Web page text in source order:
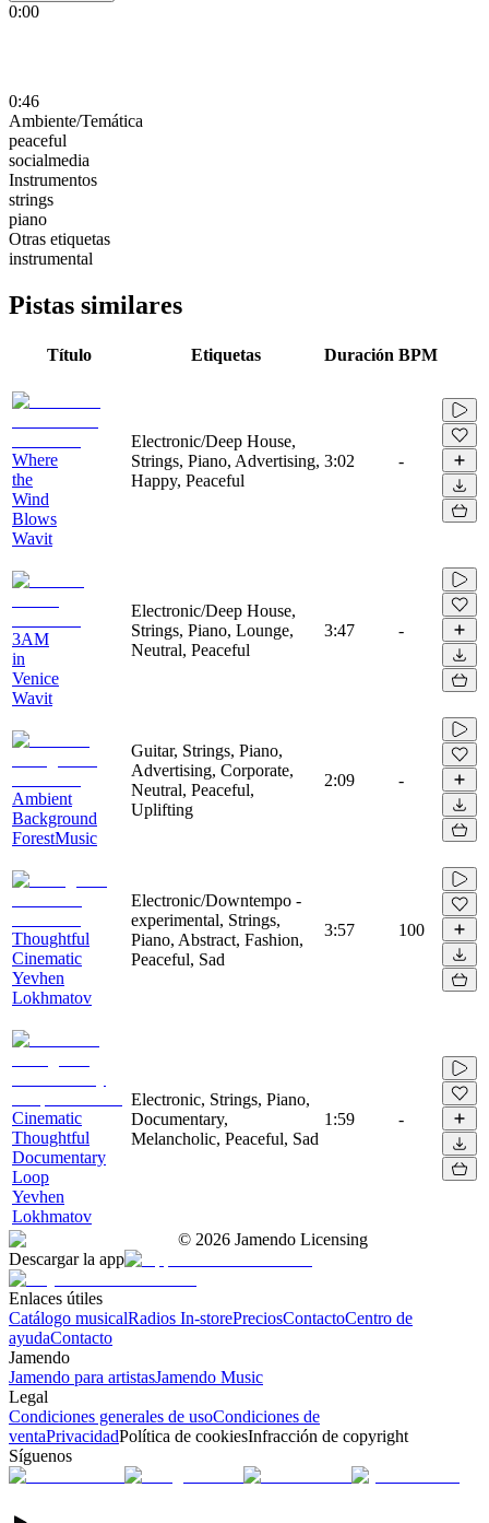
0:00
0:46
Ambiente/Temática
peaceful
socialmedia
Instrumentos
strings
piano
Otras etiquetas
instrumental
Pistas similares
Título Etiquetas Duración BPM
Where
the
Wind
Blows
Wavit
Electronic/Deep House,
Strings, Piano, Advertising,
Happy, Peaceful
3:02 -
3AM
in
Venice
Wavit
Electronic/Deep House,
Strings, Piano, Lounge,
Neutral, Peaceful
3:47 -
Ambient
Background
ForestMusic
Guitar, Strings, Piano,
Advertising, Corporate,
Neutral, Peaceful,
Uplifting
2:09 -
Thoughtful
Cinematic
Yevhen
Lokhmatov
Electronic/Downtempo -
experimental, Strings,
Piano, Abstract, Fashion,
Peaceful, Sad
3:57 100
Cinematic
Thoughtful
Documentary
Loop
Yevhen
Lokhmatov
Electronic, Strings, Piano,
Documentary,
Melancholic, Peaceful, Sad
1:59 -
© 2026 Jamendo Licensing
Descargar la app
Enlaces útiles
Catálogo musicalRadios In-storePreciosContactoCentro de
ayudaContacto
Jamendo
Jamendo para artistasJamendo Music
Legal
Condiciones generales de usoCondiciones de
ventaPrivacidadPolítica de cookiesInfracción de copyright
Síguenos